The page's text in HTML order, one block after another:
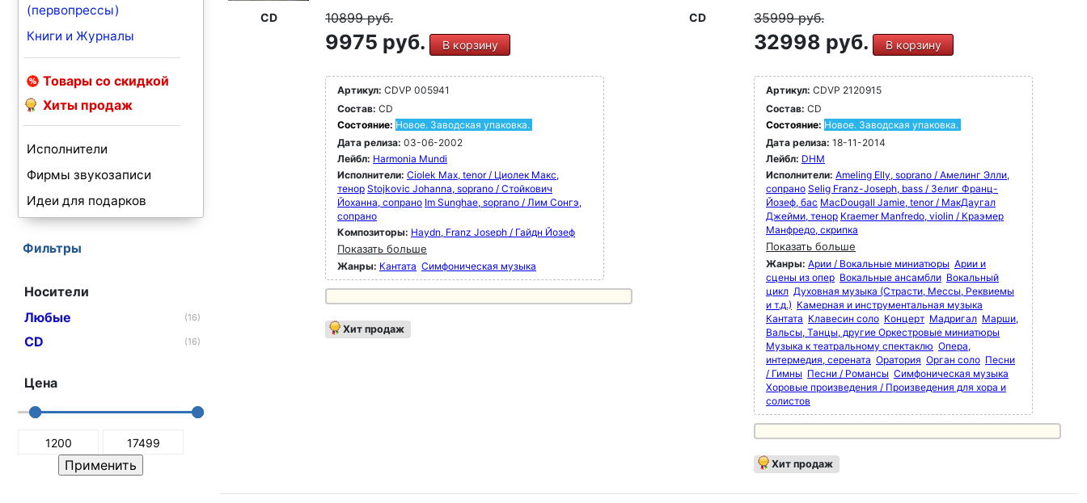
(первопрессы)
Книги и Журналы
Товары со скидкой
Хиты продаж
Исполнители
Фирмы звукозаписи
Идеи для подарков
Фильтры
Носители
Любые
(16)
CD (16)
Цена
CD 10899руб.
9975 руб. В корзину
Артикул: CDVP 005941
Состав: CD
Состояние: Новое. Заводская упаковка.
Дата релиза: 03-06-2002
Лейбл: Harmonia Mundi
Исполнители: Ciolek Max, tenor / Циолек Макс,
тенор Stojkovic Johanna, soprano / Стойкович
Йоханна, сопрано Im Sunghae, soprano / Лим Сонгэ,
сопрано
Композиторы: Haydn, Franz Joseph / Гайдн Йозеф
Показать больше
Жанры: Кантата Симфоническая музыка
Хит продаж
CD 35999руб.
32998 руб. В корзину
Артикул: CDVP 2120915
Состав: CD
Состояние: Новое. Заводская упаковка.
Дата релиза: 18-11-2014
Лейбл: DHM
Исполнители: Ameling Elly, soprano / Амелинг Элли,
сопрано Selig Franz-Joseph, bass / Зелиг Франц-
Йозеф, бас MacDougall Jamie, tenor / МакДаугал
Джейми, тенор Kraemer Manfredo, violin / Краэмер
Манфредо, скрипка
Показать больше
Жанры: Арии / Вокальные миниатюры Арии и
сцены из опер Вокальные ансамбли Вокальный
цикл Духовная музыка (Страсти, Мессы, Реквиемы
и т.д.) Камерная и инструментальная музыка
Кантата Клавесин соло Концерт Мадригал Марши,
Вальсы, Танцы, другие Оркестровые миниатюры
Музыка к театральному спектаклю Опера,
интермедия, серената Оратория Орган соло Песни
/ Гимны Песни / Романсы Симфоническая музыка
Хоровые произведения / Произведения для хора и
солистов
Хит продаж